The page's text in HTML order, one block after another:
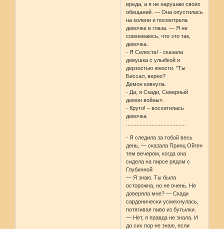
вреда, а я не нарушаю своих
обещаний. — Она опустилась
на колени и посмотрела
девочке в глаза. — Я не
сомневаюсь, что это так,
девочка.
- Я Селеста! - сказала
девушка с улыбкой и
дерзостью юности. "Ты
Биссал, верно?
Демон кивнула.
- Да, я Скади, Северный
демон войны».
- Круто! – восхитилась
девочка
- Я следила за тобой весь
день, — сказала Принц Ойген
тем вечером, когда она
сидела на пирсе рядом с
Глубинной
— Я знаю. Ты была
осторожна, но не очень. Не
доверяла мне? — Скади
сардонически усмехнулась,
потягивая пиво из бутылки.
— Нет, я правда не знала. И
до сих пор не знаю, если